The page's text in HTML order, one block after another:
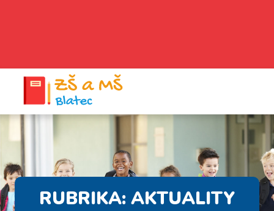
RUBRIKA: AKTUALITY